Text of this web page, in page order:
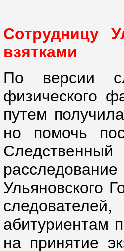
Сотрудницу
взятками
По версии
физического
путем
но помочь
Ульяновского
абитуриентам
на принятие